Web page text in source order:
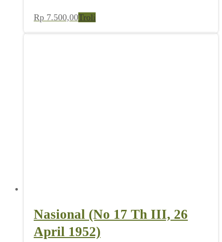
Rp 7.500,00Troli
Nasional (No 17 Th III, 26
April 1952)